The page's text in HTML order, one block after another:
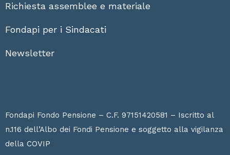
Richiesta assemblee e materiale
Fondapi per i Sindacati
Newsletter
Fondapi Fondo Pensione – C.F. 97151420581 – Iscritto al
n.116 dell’Albo dei Fondi Pensione e soggetto alla vigilanza
della COVIP